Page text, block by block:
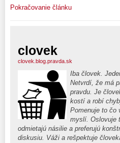
Pokračovanie článku
clovek
clovek.blog.pravda.sk
Iba človek.
Netvrdí, že má
pravdu. Je
kostí a robí
Pomenuje to čo
myslí. Oslovuje
odmietajú násilie a preferujú
diskusiu. Váži a rešpektuje